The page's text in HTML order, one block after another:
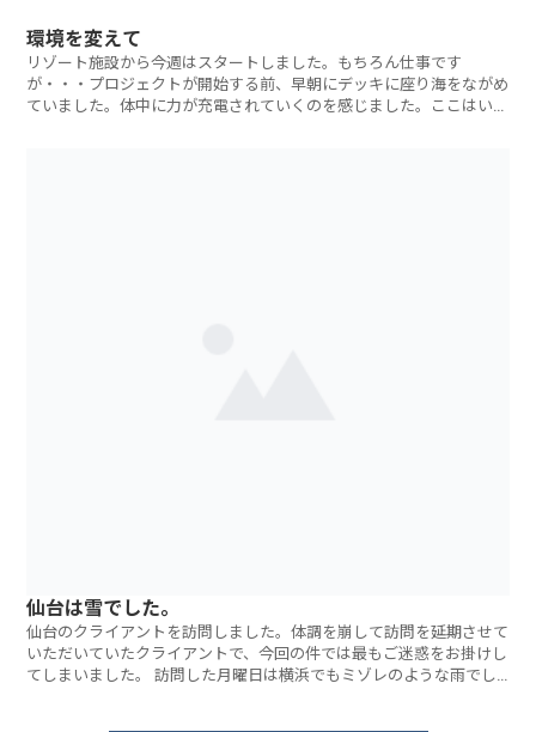
環境を変えて
リゾート施設から今週はスタートしました。もちろん仕事です
が・・・プロジェクトが開始する前、早朝にデッキに座り海をながめ
ていました。体中に力が充電されていくのを感じました。ここはいつ
仙台は雪でした。
仙台のクライアントを訪問しました。体調を崩して訪問を延期させて
いただいていたクライアントで、今回の件では最もご迷惑をお掛けし
てしまいました。 訪問した月曜日は横浜でもミゾレのような雨でし